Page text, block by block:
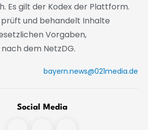
Es gilt der Kodex der Plattform.
und behandelt Inhalte
Vorgaben,
dem NetzDG.
bayern.news@021media.de
Social Media